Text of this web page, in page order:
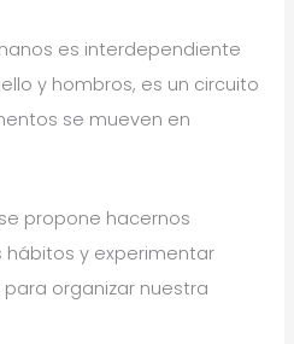
es interdependiente
y hombros, es un circuito
se mueven en
propone hacernos
y experimentar
organizar nuestra